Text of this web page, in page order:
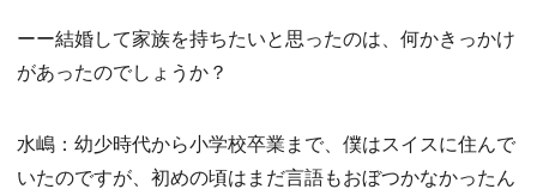
ーー結婚して家族を持ちたいと思ったのは、何かきっかけ
があったのでしょうか？
水嶋：幼少時代から小学校卒業まで、僕はスイスに住んで
いたのですが、初めの頃はまだ言語もおぼつかなかったん